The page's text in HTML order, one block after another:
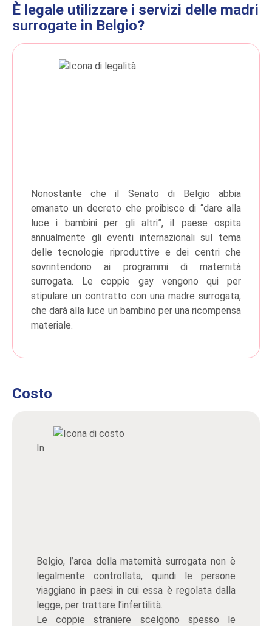
È legale utilizzare i servizi delle madri
surrogate in Belgio?
Nonostante che il Senato di Belgio abbia
emanato un decreto che proibisce di “dare alla
luce i bambini per gli altri”, il paese ospita
annualmente gli eventi internazionali sul tema
delle tecnologie riproduttive e dei centri che
sovrintendono ai programmi di maternità
surrogata. Le coppie gay vengono qui per
stipulare un contratto con una madre surrogata,
che darà alla luce un bambino per una ricompensa
materiale.
Costo
In
Belgio, l’area della maternità surrogata non è
legalmente controllata, quindi le persone
viaggiano in paesi in cui essa è regolata dalla
legge, per trattare l’infertilità.
Le coppie straniere scelgono spesso le